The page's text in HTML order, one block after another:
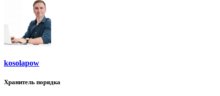
kosolapow
Хранитель порядка